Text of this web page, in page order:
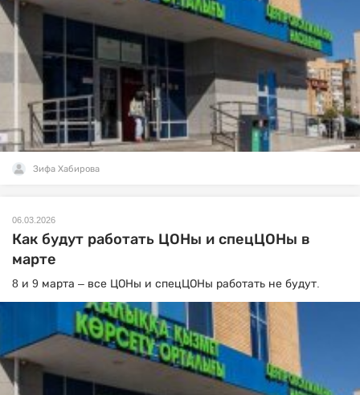
Зифа Хабирова
06.03.2026
Как будут работать ЦОНы и спецЦОНы в
марте
8 и 9 марта – все ЦОНы и спецЦОНы работать не будут.